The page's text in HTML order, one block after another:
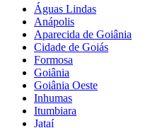
Águas Lindas
Anápolis
Aparecida de Goiânia
Cidade de Goiás
Formosa
Goiânia
Goiânia Oeste
Inhumas
Itumbiara
Jataí